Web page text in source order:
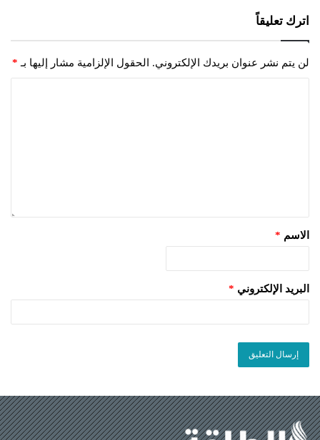
اترك تعليقاً
لن يتم نشر عنوان بريدك الإلكتروني. الحقول الإلزامية مشار إليها بـ *
الاسم *
البريد الإلكتروني *